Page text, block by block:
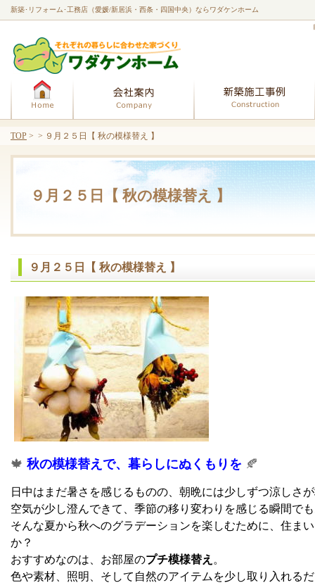
９月２５日【 秋の模様替え 】
新築･リフォーム･工務店（愛媛/新居浜・西条・四国中央）ならワダケンホーム
９月２５日【 秋の模様替え 】
🍁 秋の模様替えで、暮らしにぬくもりを 🍂
日中はまだ暑さを感じるものの、朝晩には少しずつ涼しさ
空気が少し澄んできて、季節の移り変わりを感じる瞬間で
そんな夏から秋へのグラデーションを楽しむために、住ま
か？
おすすめなのは、お部屋のプチ模様替え 。
色や素材、照明、そして自然のアイテムを少し取り入れる
TOP > > ９月２５日【 秋の模様替え 】